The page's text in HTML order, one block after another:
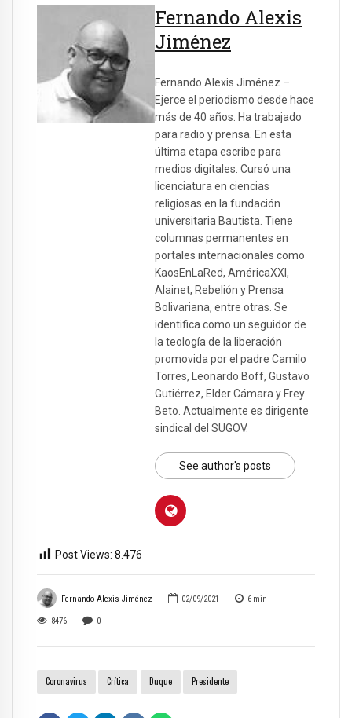
Fernando Alexis Jiménez 02/09/2021 6 min
8476 0
Coronavirus Crítica Duque Presidente
Fernando Alexis
Jiménez
Fernando Alexis Jiménez –
Ejerce el periodismo desde hace
más de 40 años. Ha trabajado
para radio y prensa. En esta
última etapa escribe para
medios digitales. Cursó una
licenciatura en ciencias
religiosas en la fundación
universitaria Bautista. Tiene
columnas permanentes en
portales internacionales como
KaosEnLaRed, AméricaXXI,
Alainet, Rebelión y Prensa
Bolivariana, entre otras. Se
identifica como un seguidor de
la teología de la liberación
promovida por el padre Camilo
Torres, Leonardo Boff, Gustavo
Gutiérrez, Elder Cámara y Frey
Beto. Actualmente es dirigente
sindical del SUGOV.
See author's posts
Post Views: 8.476